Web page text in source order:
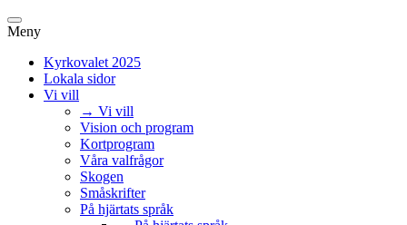
Meny
Kyrkovalet 2025
Lokala sidor
Vi vill
→ Vi vill
Vision och program
Kortprogram
Våra valfrågor
Skogen
Småskrifter
På hjärtats språk